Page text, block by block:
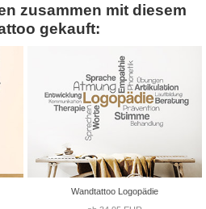
zusammen mit diesem
gekauft:
Wandtattoo Logopädie